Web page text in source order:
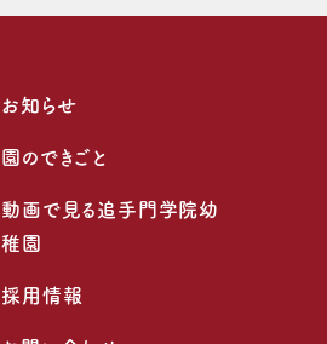
お知らせ
園のできごと
動画で見る追手門学院幼
稚園
採用情報